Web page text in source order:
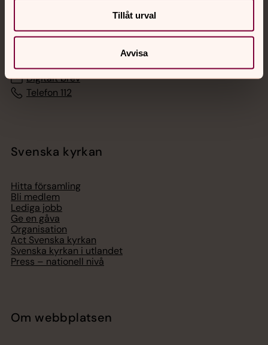
Tillåt urval
Avvisa
Akut samtals- och krisstöd. Prata eller chatta anonymt
med en präst på kvällar och nätter.
Digitalt brev
Telefon 112
Svenska kyrkan
Hitta församling
Bli medlem
Lediga jobb
Ge en gåva
Organisation
Act Svenska kyrkan
Svenska kyrkan i utlandet
Press – nationell nivå
Om webbplatsen